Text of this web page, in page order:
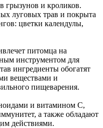
грызунов и кроликов.
луговых трав и покрыта
цветки календулы,
питомца на
инструментом для
ингредиенты обогатят
веществами и
пищеварения.
и витамином С,
а также обладают
действиями.